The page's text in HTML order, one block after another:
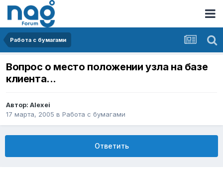
Работа с бумагами
Вопрос о место положении узла на базе
клиента...
Автор: Alexei
17 марта, 2005 в Работа с бумагами
Ответить